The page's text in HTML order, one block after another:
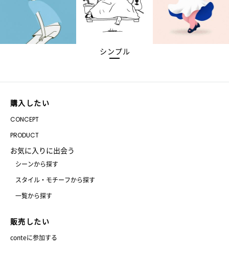
シンプル
購入したい
CONCEPT
PRODUCT
お気に入りに出会う
シーンから探す
スタイル・モチーフから探す
一覧から探す
販売したい
conteに参加する